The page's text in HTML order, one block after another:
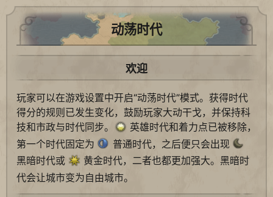
动荡时代
欢迎
玩家可以在游戏设置中开启“动荡时代”模式。获得时代
得分的规则已发生变化，鼓励玩家大动干戈，并保持科
技和市政与时代同步。
英雄时代和着力点已被移除，
第一个时代固定为
普通时代，之后便只会出现
黑暗时代或
黄金时代，二者也都更加强大。黑暗时
代会让城市变为自由城市。